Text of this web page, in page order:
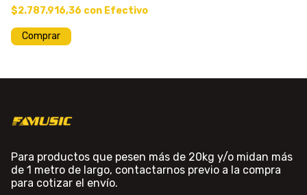
$2.787.916,36 con Efectivo
Para productos que pesen más de 20kg y/o midan más
de 1 metro de largo, contactarnos previo a la compra
para cotizar el envío.